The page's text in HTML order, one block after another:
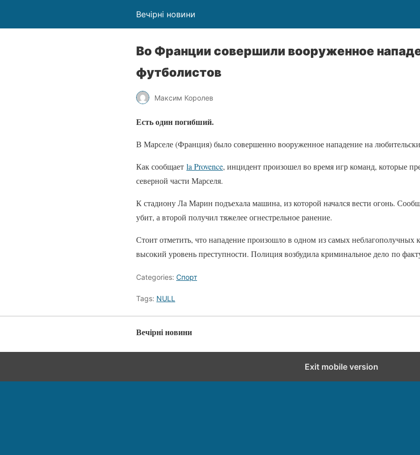
Вечірні новини
Во Франции совершили вооруженное
футболистов
Максим Королев
Есть один погибший.
В Марселе (Франция) было совершенно вооруженное нападение на
Как сообщает la Provence, инцидент произошел во время игр команд, которые
северной части Марселя.
К стадиону Ла Марин подъехала машина, из которой начался вести огонь.
убит, а второй получил тяжелее огнестрельное ранение.
Стоит отметить, что нападение произошло в одном из самых неблагополучных
высокий уровень преступности. Полиция возбудила криминальное дело по
Categories: Спорт
Tags: NULL
Вечірні новини
Exit mobile version